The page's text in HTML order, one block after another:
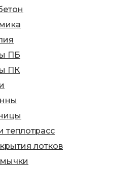
ПБ
ПК
теплотрасс
лотков